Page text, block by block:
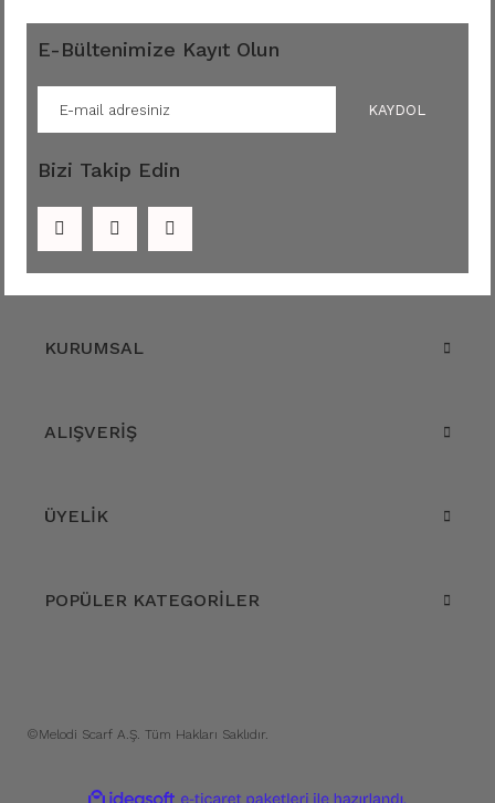
E-Bültenimize Kayıt Olun
KAYDOL
Bizi Takip Edin
KURUMSAL
ALIŞVERİŞ
ÜYELİK
POPÜLER KATEGORİLER
©Melodi Scarf A.Ş. Tüm Hakları Saklıdır.
ideasoft e-